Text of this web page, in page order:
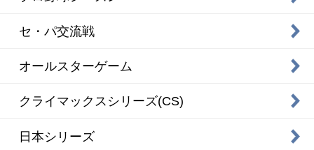
セ・パ交流戦
オールスターゲーム
クライマックスシリーズ(CS)
日本シリーズ